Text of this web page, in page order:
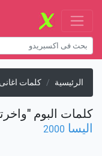
الرئيسية كلمات اغانى
كلمات البوم
اليسا 2000